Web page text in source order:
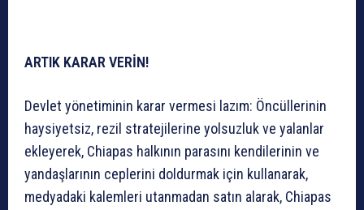
ARTIK KARAR VERİN!
Devlet yönetiminin karar vermesi lazım: Öncüllerinin
haysiyetsiz, rezil stratejilerine yolsuzluk ve yalanlar
ekleyerek, Chiapas halkının parasını kendilerinin ve
yandaşlarının ceplerini doldurmak için kullanarak,
medyadaki kalemleri utanmadan satın alarak, Chiapas